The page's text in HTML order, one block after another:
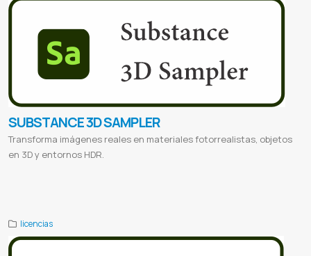
SUBSTANCE 3D SAMPLER
Transforma imágenes reales en materiales fotorrealistas, objetos
en 3D y entornos HDR.
licencias